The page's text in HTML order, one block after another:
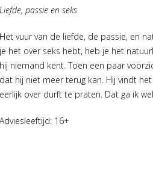
Liefde, passie en seks
Het vuur van de liefde, de passie, en
je het over seks hebt, heb je het
hij niemand kent. Toen een paar
dat hij niet meer terug kan. Hij vindt
eerlijk over durft te praten. Dat ga ik
Adviesleeftijd: 16+